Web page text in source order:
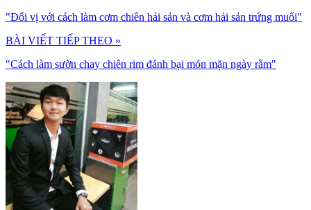
"Đổi vị với cách làm cơm chiên hải sản và cơm hải sản trứng muối"
BÀI VIẾT TIẾP THEO »
"Cách làm sườn chay chiên rim đánh bại món mặn ngày rằm"